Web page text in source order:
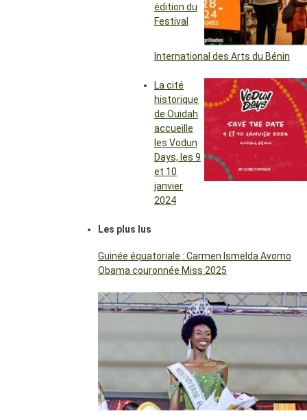
édition du
Festival
International des Arts du Bénin
La cité
historique
de Ouidah
accueille
les Vodun
Days, les 9
et 10
janvier
2024
Les plus lus
Guinée équatoriale : Carmen Ismelda Avomo
Obama couronnée Miss 2025